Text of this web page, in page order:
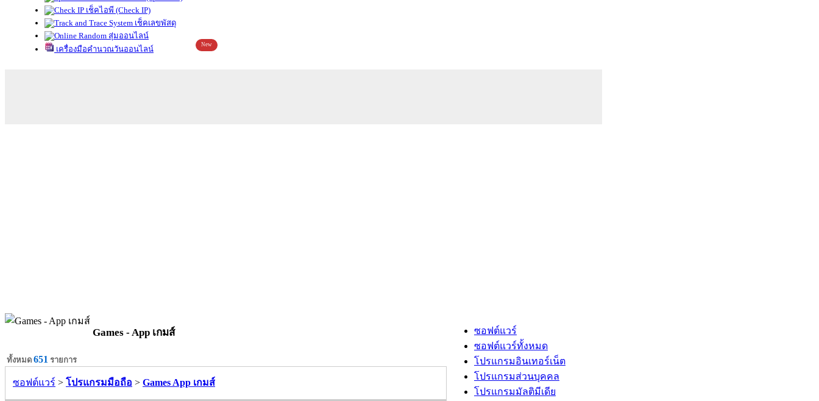
เช็คไอพี (Check IP)
เช็คเลขพัสดุ
สุ่มออนไลน์
เครื่องมือคำนวณวันออนไลน์
New
Games - App เกมส์
ทั้งหมด 651 รายการ
ซอฟต์แวร์ > โปรแกรมมือถือ > Games App เกมส์
ซอฟต์แวร์
ซอฟต์แวร์ทั้งหมด
โปรแกรมอินเทอร์เน็ต
โปรแกรมส่วนบุคคล
โปรแกรมมัลติมีเดีย